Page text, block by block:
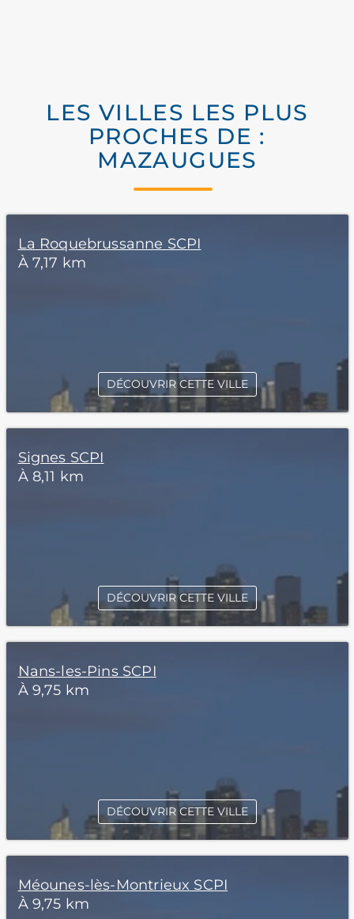
LES VILLES LES PLUS
PROCHES DE :
MAZAUGUES
La Roquebrussanne SCPI
À 7,17 km
DÉCOUVRIR CETTE VILLE
Signes SCPI
À 8,11 km
DÉCOUVRIR CETTE VILLE
Nans-les-Pins SCPI
À 9,75 km
DÉCOUVRIR CETTE VILLE
Méounes-lès-Montrieux SCPI
À 9,75 km